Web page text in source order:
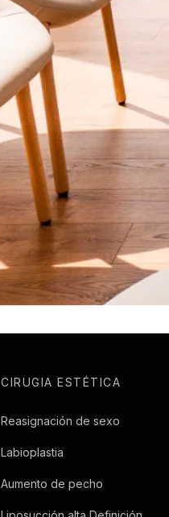
CIRUGIA ESTÉTICA
Reasignación de sexo
Labioplastia
Aumento de pecho